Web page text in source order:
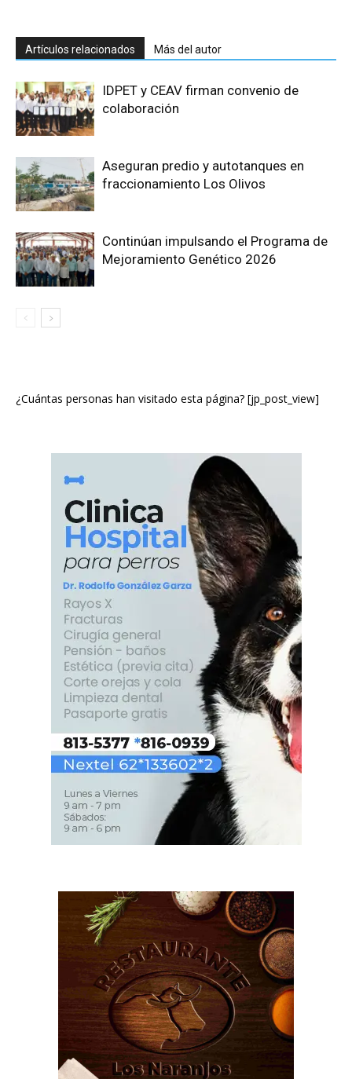
Artículos relacionados Más del autor
IDPET y CEAV firman convenio de
colaboración
Aseguran predio y autotanques en
fraccionamiento Los Olivos
Continúan impulsando el Programa de
Mejoramiento Genético 2026
¿Cuántas personas han visitado esta página? [jp_post_view]